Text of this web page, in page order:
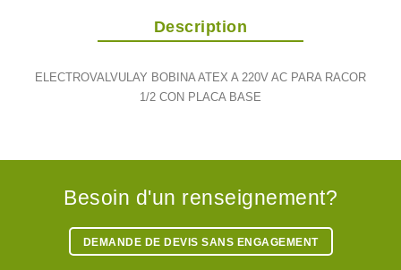
Description
ELECTROVALVULAY BOBINA ATEX A 220V AC PARA RACOR
1/2 CON PLACA BASE
Besoin d'un renseignement?
DEMANDE DE DEVIS SANS ENGAGEMENT